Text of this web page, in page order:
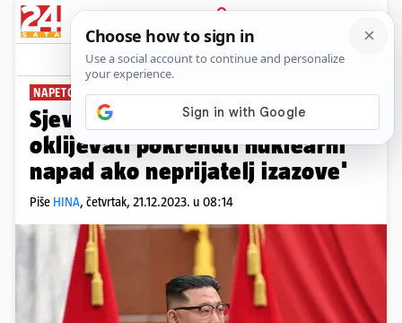
PRIJAVA
News Komentari
NAPETOSTI RASTU
Sjevernokorejski vođa: 'Neću
oklijevati pokrenuti nuklearni
napad ako neprijatelj izazove'
Piše HINA, četvrtak, 21.12.2023. u 08:14